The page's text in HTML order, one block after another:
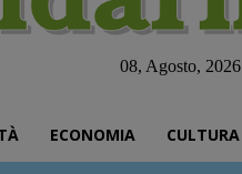
08, Agosto, 2026
ECONOMIA CULTURA